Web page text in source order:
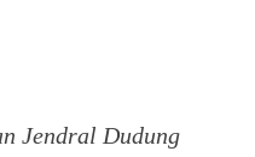
Jendral Dudung